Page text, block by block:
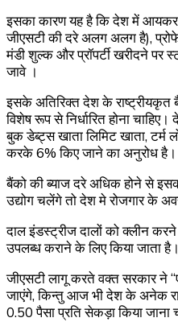
इसका कारण यह है कि देश में आयकर
जीएसटी की दरे अलग अलग है),
मंडी शुल्क और प्रॉपर्टी खरीदने पर
जावे ।
इसके अतिरिक्त देश के राष्ट्रीयकृत
विशेष रूप से निर्धारित होना
बुक डेब्ट्स खाता लिमिट खाता, टर्म
करके 6% किए जाने का अनुरोध है।
बैंको की ब्याज दरे अधिक होने से इसका
उ‌द्योग चलेंगे तो देश मे रोजगार के
दाल इंडस्ट्रीज दालों को क्लीन
उपलब्ध कराने के लिए किया जाता
जीएसटी लागू करते वक्त सरकार ने
जाएंगे, किन्तु आज भी देश के अनेक
0.50 पैसा प्रति सेकड़ा किया जाना